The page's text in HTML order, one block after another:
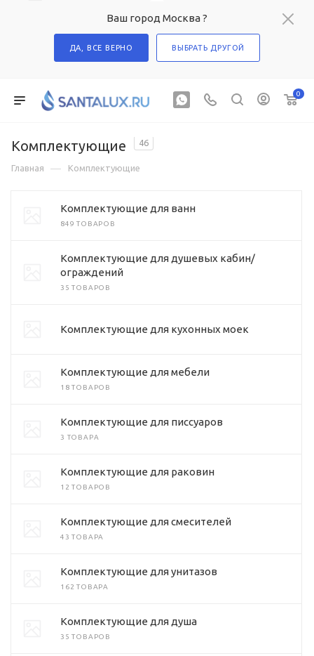
Ваш город Москва ?
ДА, ВСЕ ВЕРНО ВЫБРАТЬ ДРУГОЙ
0
Комплектующие 46
Главная — Комплектующие
Комплектующие для ванн
849 ТОВАРОВ
Комплектующие для душевых кабин/
ограждений
35 ТОВАРОВ
Комплектующие для кухонных моек
Комплектующие для мебели
18 ТОВАРОВ
Комплектующие для писсуаров
3 ТОВАРА
Комплектующие для раковин
12 ТОВАРОВ
Комплектующие для смесителей
43 ТОВАРА
Комплектующие для унитазов
162 ТОВАРА
Комплектующие для душа
35 ТОВАРОВ